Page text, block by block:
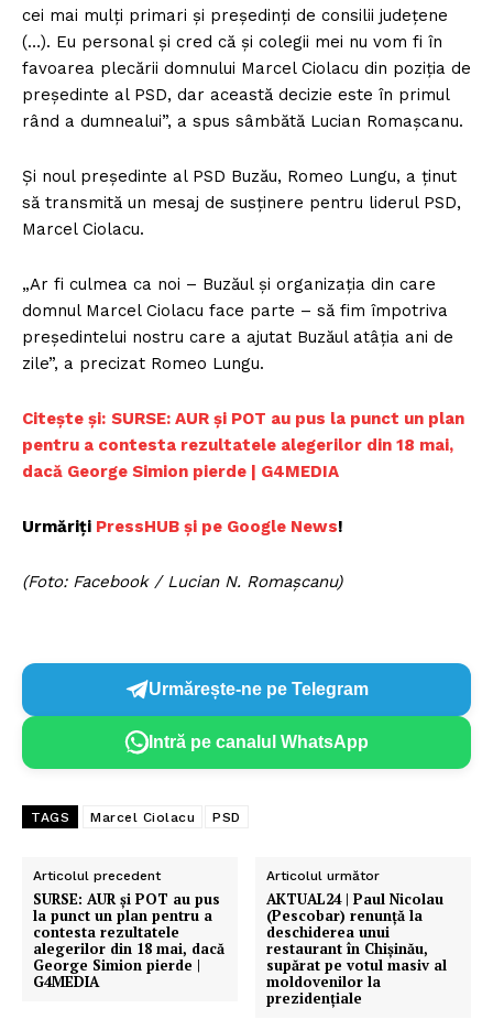
cei mai mulţi primari şi preşedinţi de consilii judeţene
(…). Eu personal şi cred că şi colegii mei nu vom fi în
favoarea plecării domnului Marcel Ciolacu din poziţia de
preşedinte al PSD, dar această decizie este în primul
rând a dumnealui”, a spus sâmbătă Lucian Romaşcanu.
Şi noul preşedinte al PSD Buzău, Romeo Lungu, a ţinut
să transmită un mesaj de susţinere pentru liderul PSD,
Marcel Ciolacu.
„Ar fi culmea ca noi – Buzăul şi organizaţia din care
domnul Marcel Ciolacu face parte – să fim împotriva
preşedintelui nostru care a ajutat Buzăul atâţia ani de
zile”, a precizat Romeo Lungu.
Citește și: SURSE: AUR și POT au pus la punct un plan
pentru a contesta rezultatele alegerilor din 18 mai,
dacă George Simion pierde | G4MEDIA
Urmăriți PressHUB și pe Google News!
(Foto: Facebook / Lucian N. Romașcanu)
Urmărește-ne pe Telegram
Intră pe canalul WhatsApp
TAGS Marcel Ciolacu PSD
Articolul precedent
SURSE: AUR și POT au pus
la punct un plan pentru a
contesta rezultatele
alegerilor din 18 mai, dacă
George Simion pierde |
G4MEDIA
Articolul următor
AKTUAL24 | Paul Nicolau
(Pescobar) renunță la
deschiderea unui
restaurant în Chișinău,
supărat pe votul masiv al
moldovenilor la
prezidențiale